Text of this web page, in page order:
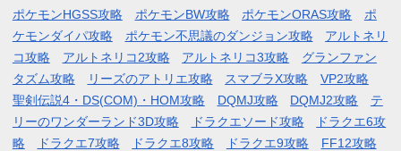
ポケモンHGSS攻略 ポケモンBW攻略 ポケモンORAS攻略
ポ
ケモンダイパ攻略
ポケモン不思議のダンジョン攻略
アルトネリ
コ攻略
アルトネリコ2攻略 アルトネリコ3攻略
グランファン
タズム攻略
リーズのアトリエ攻略 スマブラX攻略
VP2攻略
聖剣伝説4・DS(COM)・HOM攻略
DQMJ攻略 DQMJ2攻略
テ
リーのワンダーランド3D攻略
ドラクエソード攻略
ドラクエ6攻
略
ドラクエ7攻略 ドラクエ8攻略 ドラクエ9攻略 FF12攻略